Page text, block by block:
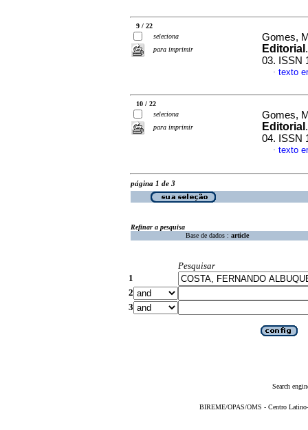
9 / 22
seleciona
para imprimir
Gomes,
Editorial
03. ISSN
· texto
10 / 22
seleciona
para imprimir
Gomes,
Editorial
04. ISSN
· texto
página 1 de 3
Refinar a pesquisa
Base de dados : article
Pesquisar
1
2
3
Search
BIREME/OPAS/OMS - Centro Latino-